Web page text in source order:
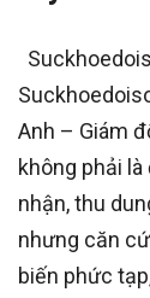
Anh – Giám
không phải
nhận, thu
nhưng căn
biến phức